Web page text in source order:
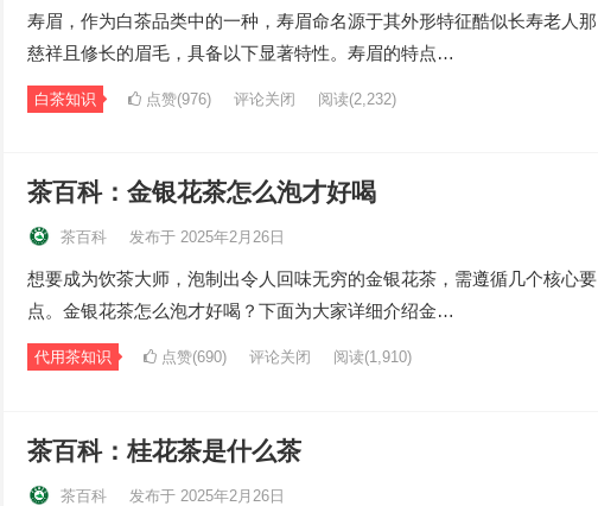
寿眉，作为白茶品类中的一种，寿眉命名源于其外形特征酷似长寿老人那
慈祥且修长的眉毛，具备以下显著特性。寿眉的特点…
白茶知识 点赞(976) 评论关闭 阅读(2,232)
茶百科：金银花茶怎么泡才好喝
茶百科 发布于 2025年2月26日
想要成为饮茶大师，泡制出令人回味无穷的金银花茶，需遵循几个核心要
点。金银花茶怎么泡才好喝？下面为大家详细介绍金…
代用茶知识 点赞(690) 评论关闭 阅读(1,910)
茶百科：桂花茶是什么茶
茶百科 发布于 2025年2月26日